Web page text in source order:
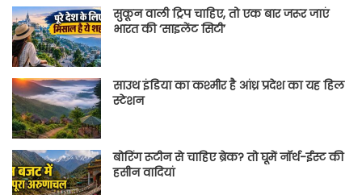
सुकून वाली ट्रिप चाहिए, तो एक बार जरूर जाएं
भारत की ‘साइलेंट सिटी’
साउथ इंडिया का कश्मीर है आंध्र प्रदेश का यह हिल
स्टेशन
बोरिंग रूटीन से चाहिए ब्रेक? तो घूमें नॉर्थ-ईस्ट की
हसीन वादियां